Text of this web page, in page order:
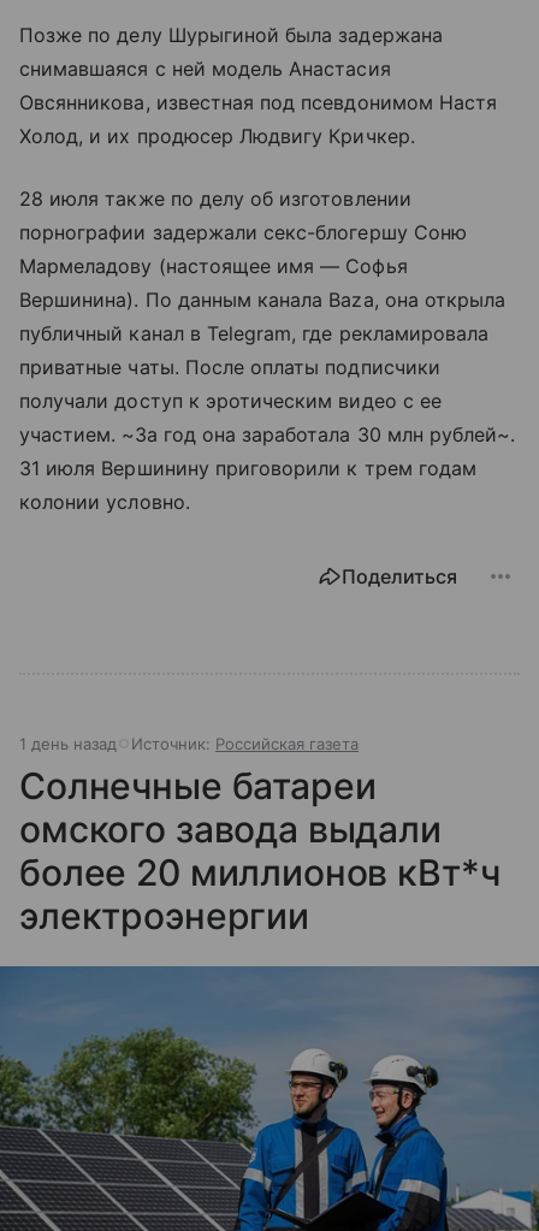
Позже по делу Шурыгиной была задержана
снимавшаяся с ней модель Анастасия
Овсянникова, известная под псевдонимом Настя
Холод, и их продюсер Людвигу Кричкер.
28 июля также по делу об изготовлении
порнографии задержали секс-блогершу Соню
Мармеладову (настоящее имя — Софья
Вершинина). По данным канала Baza, она открыла
публичный канал в Telegram, где рекламировала
приватные чаты. После оплаты подписчики
получали доступ к эротическим видео с ее
участием. ~За год она заработала 30 млн рублей~.
31 июля Вершинину приговорили к трем годам
колонии условно.
Поделиться
1 день назад Источник: Российская газета
Солнечные батареи
омского завода выдали
более 20 миллионов кВт*ч
электроэнергии